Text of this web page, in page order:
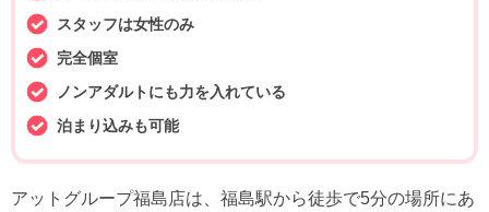
スタッフは女性のみ
完全個室
ノンアダルトにも力を入れている
泊まり込みも可能
アットグループ福島店は、福島駅から徒歩で5分の場所にあ